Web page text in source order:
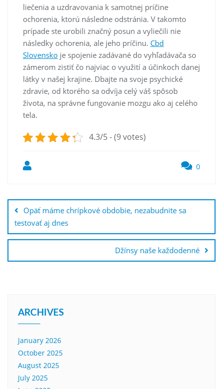
liečenia a uzdravovania k samotnej príčine
ochorenia, ktorú následne odstránia. V takomto
prípade ste urobili značný posun a vyliečili nie
následky ochorenia, ale jeho príčinu. Cbd
Slovensko je spojenie zadávané do vyhľadávača so
zámerom zistiť čo najviac o využití a účinkoch danej
látky v našej krajine. Dbajte na svoje psychické
zdravie, od ktorého sa odvíja celý váš spôsob
života, na správne fungovanie mozgu ako aj celého
tela.
4.3/5 - (9 votes)
0
navigation
Opäť máme chrípkové obdobie, nezabudnite sa
testovať aj dnes
Džínsy naše každodenné
ARCHIVES
January 2026
October 2025
August 2025
July 2025